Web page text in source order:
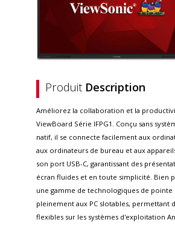
Produit Description
Améliorez la collaboration et la
ViewBoard Série IFPG1. Conçu sans
natif, il se connecte facilement aux
aux ordinateurs de bureau et aux
son port USB-C, garantissant des
écran fluides et en toute simplicité. Bien
une gamme de technologiques de pointe
pleinement aux PC slotables, permettant
flexibles sur les systèmes d'exploitation